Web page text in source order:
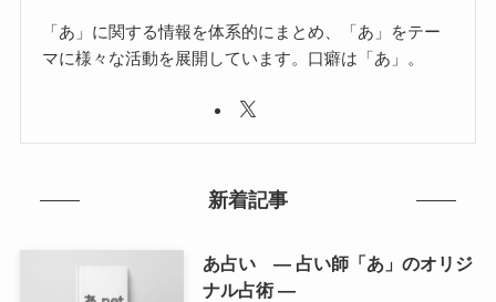
「あ」に関する情報を体系的にまとめ、「あ」をテー
マに様々な活動を展開しています。口癖は「あ」。
新着記事
あ占い ― 占い師「あ」のオリジ
ナル占術 ―